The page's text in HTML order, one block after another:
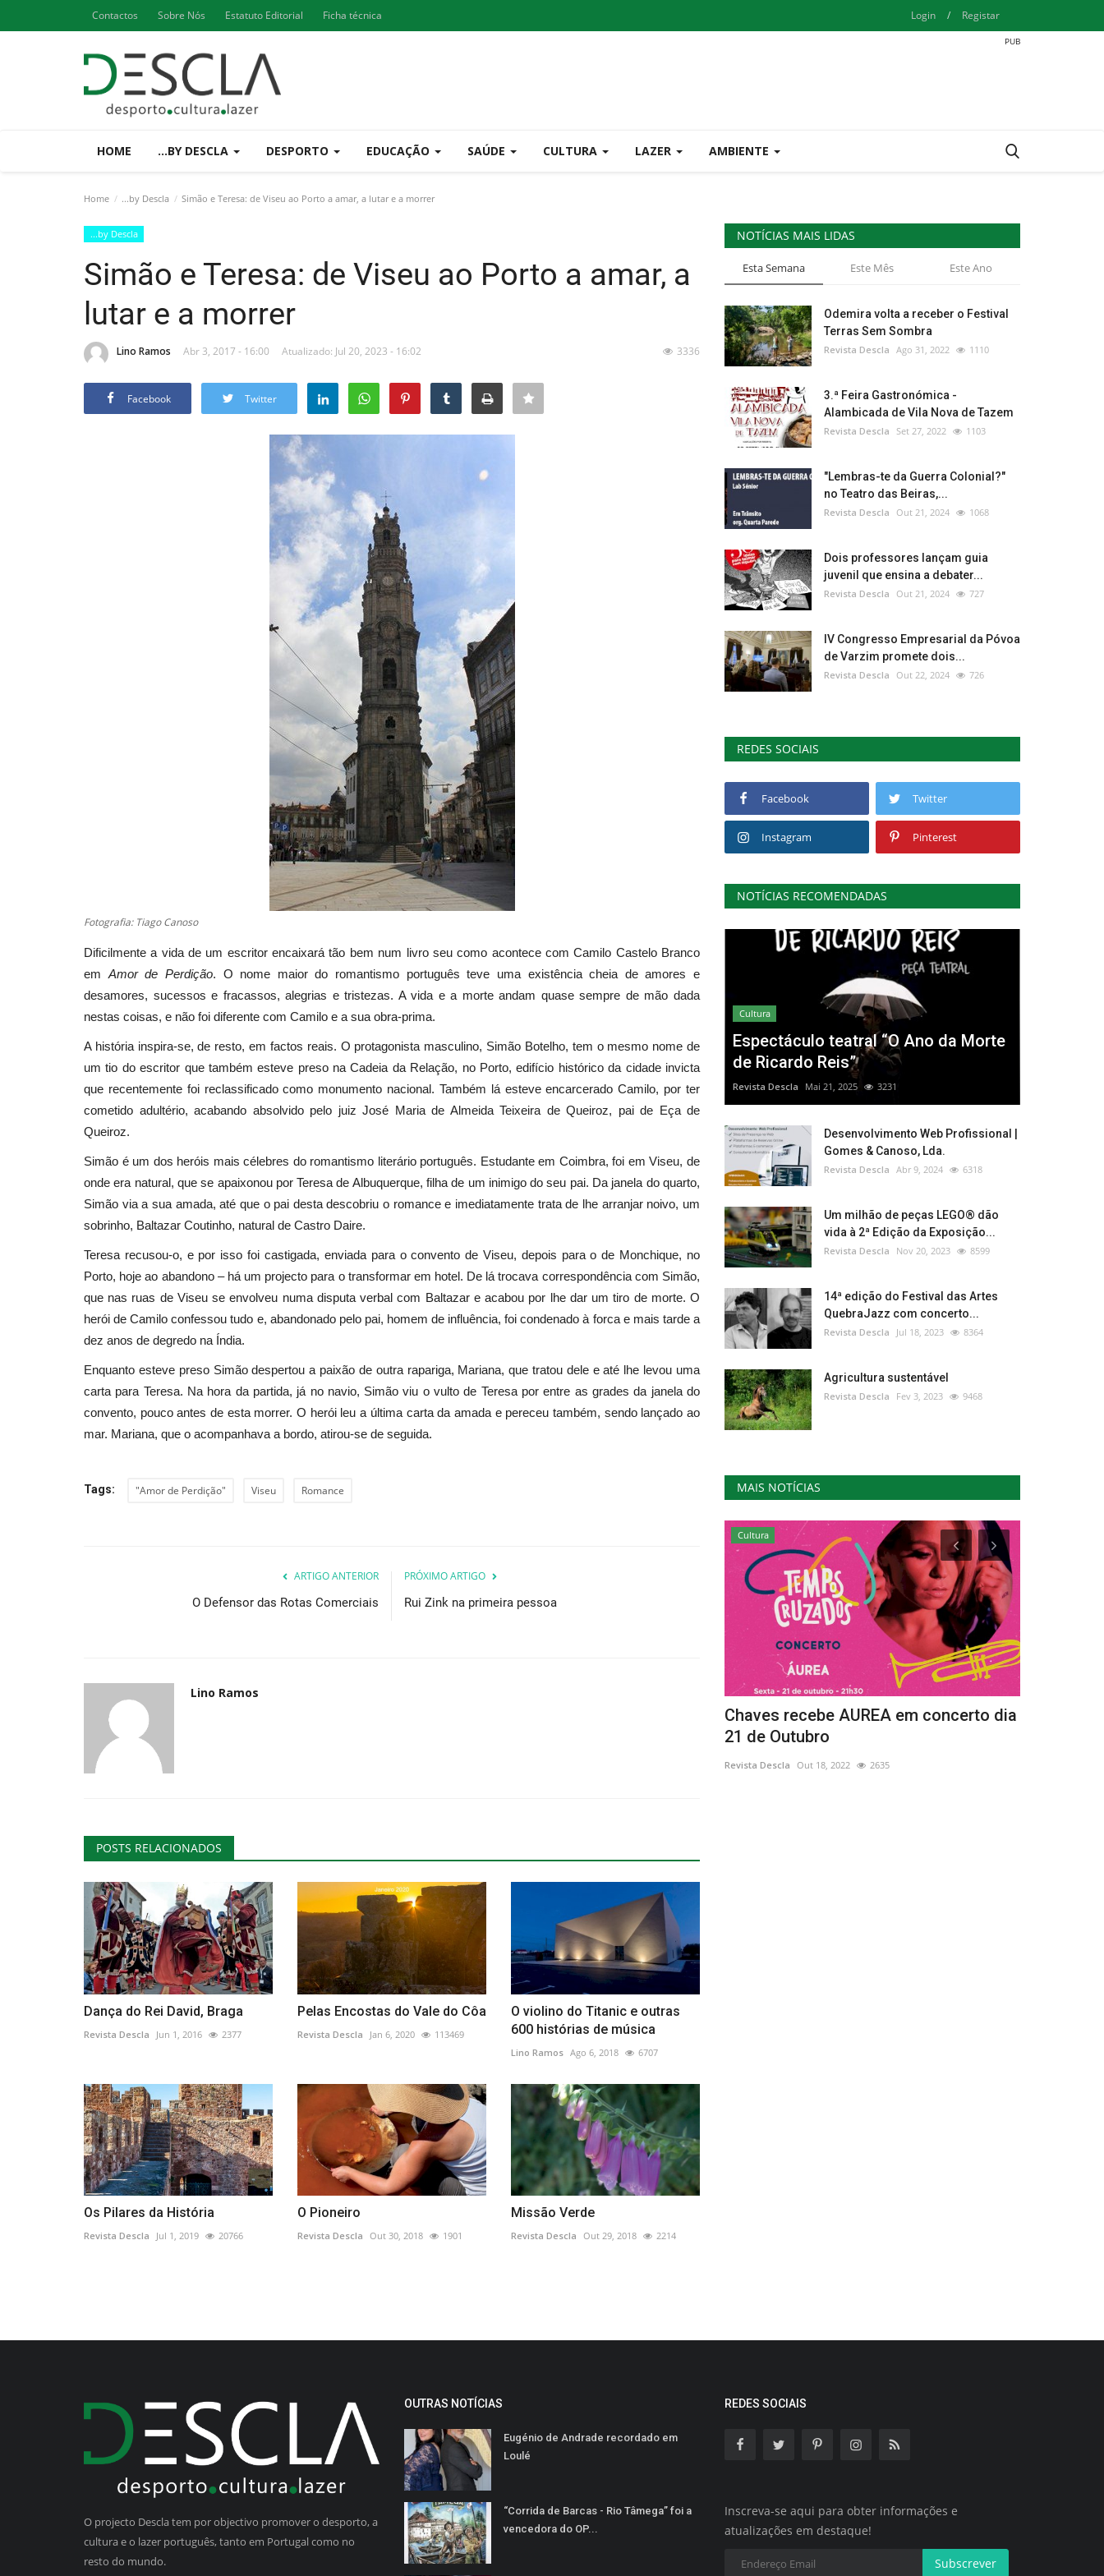
Contactos Sobre Nós Estatuto Editorial Ficha técnica Login / Registar
HOME ...BY DESCLA DESPORTO EDUCAÇÃO SAÚDE CULTURA LAZER AMBIENTE
Home ...by Descla Simão e Teresa: de Viseu ao Porto a amar, a lutar e a morrer
...by Descla
Simão e Teresa: de Viseu ao Porto a amar, a
lutar e a morrer
Lino Ramos Abr 3, 2017 - 16:00 Atualizado: Jul 20, 2023 - 16:02 3336
Facebook Twitter
Fotografia: Tiago Canoso
Dificilmente a vida de um escritor encaixará tão bem num livro seu como acontece com Camilo Castelo Branco
em Amor de Perdição. O nome maior do romantismo português teve uma existência cheia de amores e
desamores, sucessos e fracassos, alegrias e tristezas. A vida e a morte andam quase sempre de mão dada
nestas coisas, e não foi diferente com Camilo e a sua obra-prima.
A história inspira-se, de resto, em factos reais. O protagonista masculino, Simão Botelho, tem o mesmo nome de
um tio do escritor que também esteve preso na Cadeia da Relação, no Porto, edifício histórico da cidade invicta
que recentemente foi reclassificado como monumento nacional. Também lá esteve encarcerado Camilo, por ter
cometido adultério, acabando absolvido pelo juiz José Maria de Almeida Teixeira de Queiroz, pai de Eça de
Queiroz.
Simão é um dos heróis mais célebres do romantismo literário português. Estudante em Coimbra, foi em Viseu, de
onde era natural, que se apaixonou por Teresa de Albuquerque, filha de um inimigo do seu pai. Da janela do quarto,
Simão via a sua amada, até que o pai desta descobriu o romance e imediatamente trata de lhe arranjar noivo, um
sobrinho, Baltazar Coutinho, natural de Castro Daire.
Teresa recusou-o, e por isso foi castigada, enviada para o convento de Viseu, depois para o de Monchique, no
Porto, hoje ao abandono – há um projecto para o transformar em hotel. De lá trocava correspondência com Simão,
que nas ruas de Viseu se envolveu numa disputa verbal com Baltazar e acabou por lhe dar um tiro de morte. O
herói de Camilo confessou tudo e, abandonado pelo pai, homem de influência, foi condenado à forca e mais tarde a
dez anos de degredo na Índia.
Enquanto esteve preso Simão despertou a paixão de outra rapariga, Mariana, que tratou dele e até lhe levou uma
carta para Teresa. Na hora da partida, já no navio, Simão viu o vulto de Teresa por entre as grades da janela do
convento, pouco antes de esta morrer. O herói leu a última carta da amada e pereceu também, sendo lançado ao
mar. Mariana, que o acompanhava a bordo, atirou-se de seguida.
Tags: "Amor de Perdição" Viseu Romance
ARTIGO ANTERIOR
O Defensor das Rotas Comerciais
PRÓXIMO ARTIGO
Rui Zink na primeira pessoa
Lino Ramos
POSTS RELACIONADOS
Dança do Rei David, Braga
Revista Descla Jun 1, 2016 2377
Pelas Encostas do Vale do Côa
Revista Descla Jan 6, 2020 113469
O violino do Titanic e outras
600 histórias de música
Lino Ramos Ago 6, 2018 6707
Os Pilares da História
Revista Descla Jul 1, 2019 20766
O Pioneiro
Revista Descla Out 30, 2018 1901
Missão Verde
Revista Descla Out 29, 2018 2214
NOTÍCIAS MAIS LIDAS
Esta Semana Este Mês Este Ano
Odemira volta a receber o Festival
Terras Sem Sombra
Revista Descla Ago 31, 2022 1110
3.ª Feira Gastronómica -
Alambicada de Vila Nova de Tazem
Revista Descla Set 27, 2022 1103
"Lembras-te da Guerra Colonial?"
no Teatro das Beiras,...
Revista Descla Out 21, 2024 1068
Dois professores lançam guia
juvenil que ensina a debater...
Revista Descla Out 21, 2024 727
IV Congresso Empresarial da Póvoa
de Varzim promete dois...
Revista Descla Out 22, 2024 726
REDES SOCIAIS
Facebook Twitter
Instagram Pinterest
NOTÍCIAS RECOMENDADAS
Cultura
Espectáculo teatral “O Ano da Morte
de Ricardo Reis”
Revista Descla Mai 21, 2025 3231
Desenvolvimento Web Profissional |
Gomes & Canoso, Lda.
Revista Descla Abr 9, 2024 6318
Um milhão de peças LEGO® dão
vida à 2ª Edição da Exposição...
Revista Descla Nov 20, 2023 8599
14ª edição do Festival das Artes
QuebraJazz com concerto...
Revista Descla Jul 18, 2023 8364
Agricultura sustentável
Revista Descla Fev 3, 2023 9468
MAIS NOTÍCIAS
Fora do Lugar nomeado para prémios
europeus
Revista Descla
Cultura
Chaves recebe AUREA em concerto dia
21 de Outubro
Revista Descla Out 18, 2022 2635
O projecto Descla tem por objectivo promover o desporto, a
cultura e o lazer português, tanto em Portugal como no
resto do mundo.
OUTRAS NOTÍCIAS
Eugénio de Andrade recordado em
Loulé
“Corrida de Barcas - Rio Tâmega” foi a
vencedora do OP...
REDES SOCIAIS
Inscreva-se aqui para obter informações e
atualizações em destaque!
Subscrever